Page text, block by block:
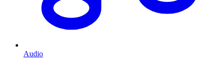
Audio